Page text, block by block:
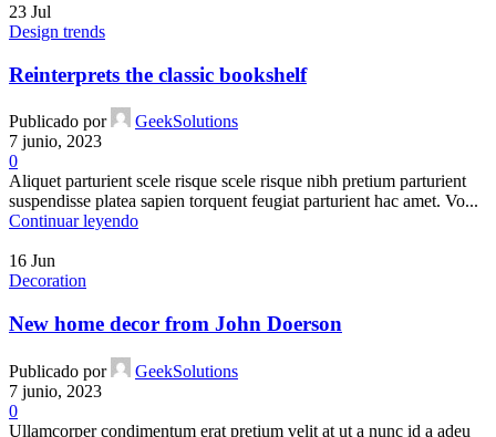
23 Jul
Design trends
Reinterprets the classic bookshelf
Publicado por
GeekSolutions
7 junio, 2023
0
Aliquet parturient scele risque scele risque nibh pretium parturient
suspendisse platea sapien torquent feugiat parturient hac amet. Vo...
Continuar leyendo
16 Jun
Decoration
New home decor from John Doerson
Publicado por
GeekSolutions
7 junio, 2023
0
Ullamcorper condimentum erat pretium velit at ut a nunc id a adeu